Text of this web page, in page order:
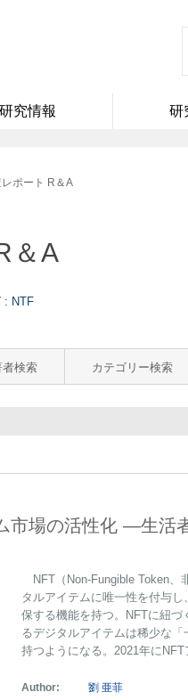
研究情報 研
ポート R＆A
＆A
NTF
検索 カテゴリー検索
市場の活性化 ―生活
NFT（Non-Fungible Token、
タルアイテムに唯一性を付与
保する機能を持つ。NFTに紐づ
るデジタルアイテムは稀少な
持つようになる。2021年に
Author:
劉 亜菲